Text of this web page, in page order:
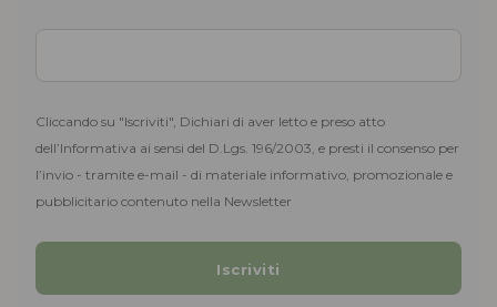
Cliccando su "Iscriviti", Dichiari di aver letto e preso atto
dell’Informativa ai sensi del D.Lgs. 196/2003, e presti il consenso per
l’invio - tramite e-mail - di materiale informativo, promozionale e
pubblicitario contenuto nella Newsletter